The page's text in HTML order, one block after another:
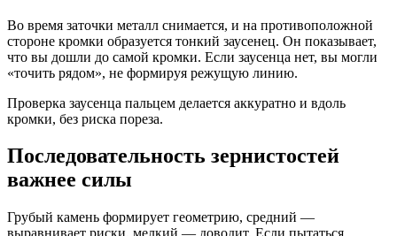
Во время заточки металл снимается, и на противоположной
стороне кромки образуется тонкий заусенец. Он показывает,
что вы дошли до самой кромки. Если заусенца нет, вы могли
«точить рядом», не формируя режущую линию.
Проверка заусенца пальцем делается аккуратно и вдоль
кромки, без риска пореза.
Последовательность зернистостей
важнее силы
Грубый камень формирует геометрию, средний —